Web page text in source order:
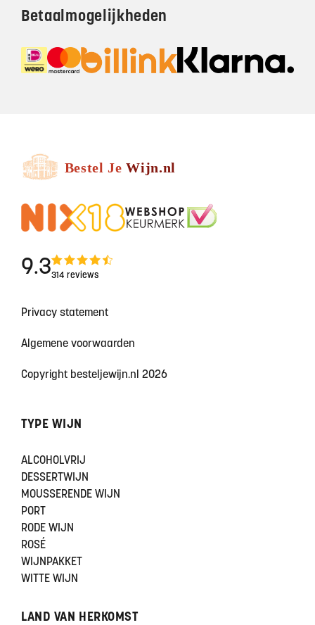
Betaalmogelijkheden
9.3314 reviews
Privacy statement
Algemene voorwaarden
Copyright besteljewijn.nl 2026
TYPE WIJN
ALCOHOLVRIJ
DESSERTWIJN
MOUSSERENDE WIJN
PORT
RODE WIJN
ROSÉ
WIJNPAKKET
WITTE WIJN
LAND VAN HERKOMST